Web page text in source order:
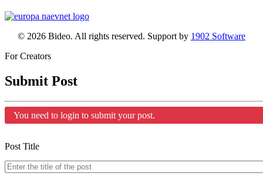
© 2026 Bideo. All rights reserved. Support by 1902 Software
For Creators
Submit Post
You need to login to submit your post.
Post Title